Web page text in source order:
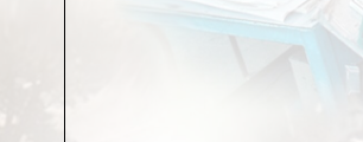
голого, честно говоря, упрямства, —
нашёл. А ведь сад до последнего
посадил, вдоль и поперёк его знает,